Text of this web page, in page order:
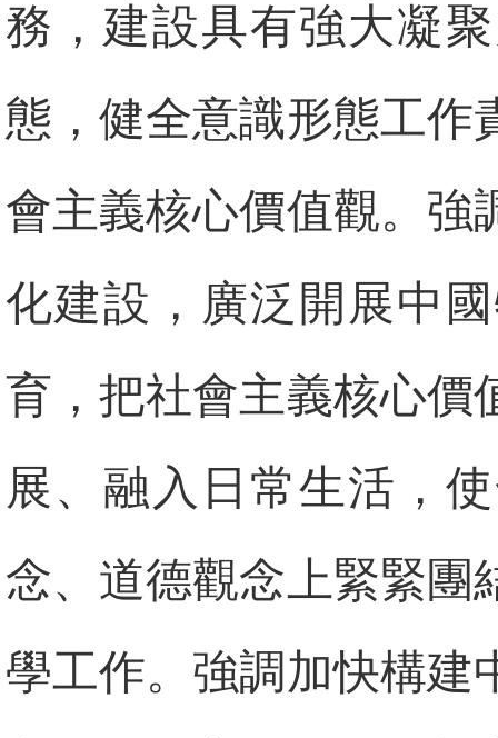
務，建設具有強大凝
態，健全意識形態工作
會主義核心價值觀。強
化建設，廣泛開展中
育，把社會主義核心價
展、融入日常生活，
念、道德觀念上緊緊團
學工作。強調加快構建